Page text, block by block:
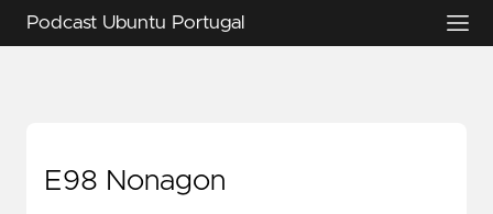
Podcast Ubuntu Portugal
E98 Nonagon